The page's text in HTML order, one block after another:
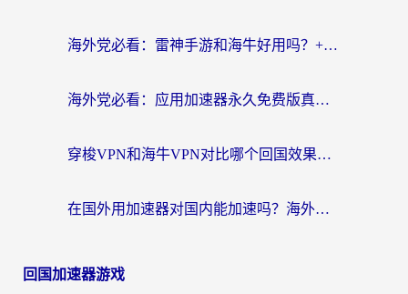
海外党必看：雷神手游和海牛好用吗？+3款热门加速器实测对比，附番茄加速器无缝回国指南
海外党必看：应用加速器永久免费版真的存在吗？教你选对回国加速器无缝刷国内资源
穿梭VPN和海牛VPN对比哪个回国效果更好？海外华人亲测3款热门加速器+避坑指南
在国外用加速器对国内能加速吗？海外党亲测有效的无缝访问指南
回国加速器游戏